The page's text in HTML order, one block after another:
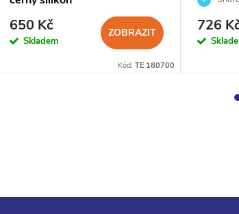
650 Kč
Skladem
ZOBRAZIT
Kód: TE 180700
726